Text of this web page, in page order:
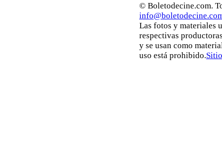
© Boletodecine.com.
Las fotos y materiales
respectivas
y se usan como
uso está prohibido.